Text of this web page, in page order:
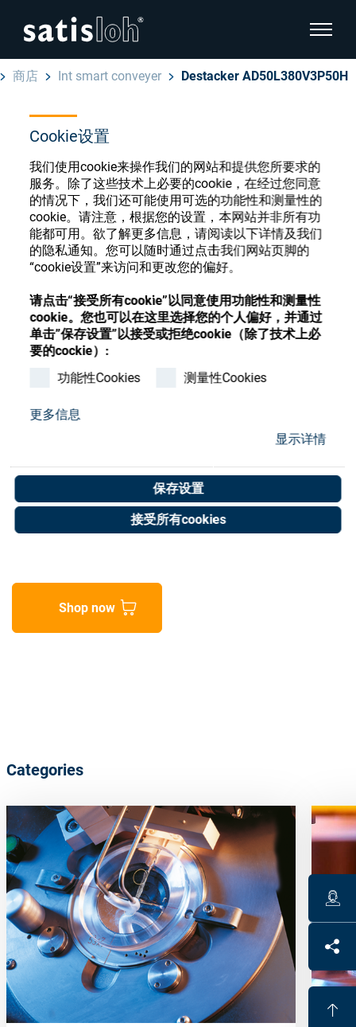
Cookie设置
我们使用cookie来操作我们的网站和提供您所要求的
服务。除了这些技术上必要的cookie，在经过您同意
的情况下，我们还可能使用可选的功能性和测量性的
cookie。请注意，根据您的设置，本网站并非所有功
能都可用。欲了解更多信息，请阅读以下详情及我们
的隐私通知。您可以随时通过点击我们网站页脚的
“cookie设置”来访问和更改您的偏好。
请点击“接受所有cookie”以同意使用功能性和测量性
cookie。您也可以在这里选择您的个人偏好，并通过
单击”保存设置”以接受或拒绝cookie（除了技术上必
要的cockie）:
功能性Cookies
测量性Cookies
更多信息
显示详情
保存设置
接受所有cookies
显示页
汉语
眼镜光学
精密光学
我们是谁
加入我们
隐藏页面导航
English
Deutsch
Español
Français
商店 Int smart conveyer Destacker AD50L380V3P50H
眼镜光学耗材商店
注册或登录以访问您的帐户，并了解我们的各
种眼镜光学耗材
注册 登录
AD50L380V3P50H
Art. No. 02074037
Unit of measure : Piece
Shop now
Categories